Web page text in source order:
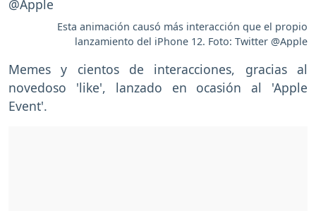
Esta animación causó más interacción que el propio
lanzamiento del iPhone 12. Foto: Twitter @Apple
Memes y cientos de interacciones, gracias al
novedoso 'like', lanzado en ocasión al 'Apple
Event'.